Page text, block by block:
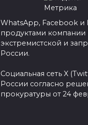
WhatsApp, Facebook и
продуктами компании
экстремистской и
России.
Социальная сеть X
России согласно
прокуратуры от 24